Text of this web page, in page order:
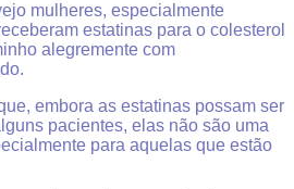
mulheres, especialmente
estatinas para o colesterol
alegremente com
embora as estatinas possam ser
pacientes, elas não são uma
para aquelas que estão